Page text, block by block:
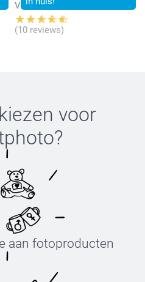
Vanaf 26,99
(10 reviews)
voor
?
aan fotoproducten